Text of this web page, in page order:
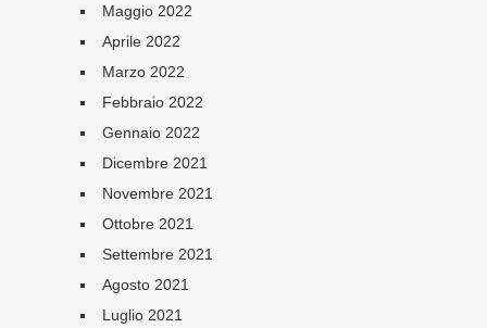
Maggio 2022
Aprile 2022
Marzo 2022
Febbraio 2022
Gennaio 2022
Dicembre 2021
Novembre 2021
Ottobre 2021
Settembre 2021
Agosto 2021
Luglio 2021